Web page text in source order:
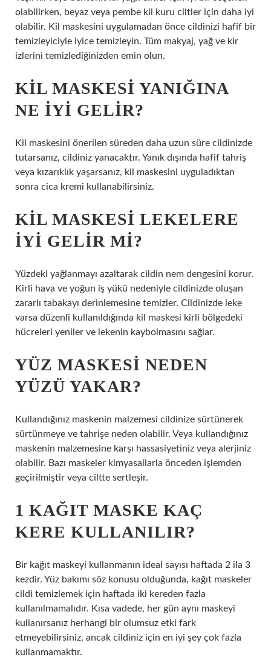
olabilirken, beyaz veya pembe kil kuru ciltler için daha iyi
olabilir. Kil maskesini uygulamadan önce cildinizi hafif bir
temizleyiciyle iyice temizleyin. Tüm makyaj, yağ ve kir
izlerini temizlediğinizden emin olun.
KIL MASKESI YANIĞINA
NE IYI GELIR?
Kil maskesini önerilen süreden daha uzun süre cildinizde
tutarsanız, cildiniz yanacaktır. Yanık dışında hafif tahriş
veya kızarıklık yaşarsanız, kil maskesini uyguladıktan
sonra cica kremi kullanabilirsiniz.
KIL MASKESI LEKELERE
IYI GELIR MI?
Yüzdeki yağlanmayı azaltarak cildin nem dengesini korur.
Kirli hava ve yoğun iş yükü nedeniyle cildinizde oluşan
zararlı tabakayı derinlemesine temizler. Cildinizde leke
varsa düzenli kullanıldığında kil maskesi kirli bölgedeki
hücreleri yeniler ve lekenin kaybolmasını sağlar.
YÜZ MASKESI NEDEN
YÜZÜ YAKAR?
Kullandığınız maskenin malzemesi cildinize sürtünerek
sürtünmeye ve tahrişe neden olabilir. Veya kullandığınız
maskenin malzemesine karşı hassasiyetiniz veya alerjiniz
olabilir. Bazı maskeler kimyasallarla önceden işlemden
geçirilmiştir veya ciltte sertleşir.
1 KAĞIT MASKE KAÇ
KERE KULLANILIR?
Bir kağıt maskeyi kullanmanın ideal sayısı haftada 2 ila 3
kezdir. Yüz bakımı söz konusu olduğunda, kağıt maskeler
cildi temizlemek için haftada iki kereden fazla
kullanılmamalıdır. Kısa vadede, her gün aynı maskeyi
kullanırsanız herhangi bir olumsuz etki fark
etmeyebilirsiniz, ancak cildiniz için en iyi şey çok fazla
kullanmamaktır.